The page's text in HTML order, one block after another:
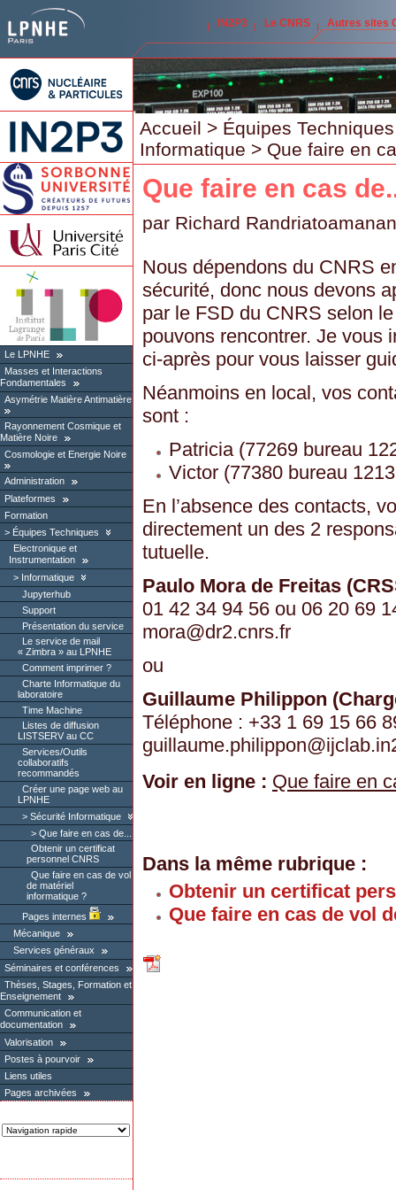
IN2P3 Le CNRS Autres sites
Le LPNHE
Masses et Interactions
Fondamentales
Asymétrie Matière Antimatière
Rayonnement Cosmique et
Matière Noire
Cosmologie et Energie Noire
Administration
Plateformes
Formation
Équipes Techniques
Electronique et
Instrumentation
Informatique
Jupyterhub
Support
Présentation du service
Le service de mail
« Zimbra » au LPNHE
Comment imprimer ?
Charte Informatique du
laboratoire
Time Machine
Listes de diffusion
LISTSERV au CC
Services/Outils
collaboratifs
recommandés
Créer une page web au
LPNHE
Sécurité Informatique
Que faire en cas de...
Obtenir un certificat
personnel CNRS
Que faire en cas de vol
de matériel
informatique ?
Pages internes
Mécanique
Services généraux
Séminaires et conférences
Thèses, Stages, Formation et
Enseignement
Communication et
documentation
Valorisation
Postes à pourvoir
Liens utiles
Pages archivées
Accueil > Équipes Techniques
Informatique > Que faire en
Que faire en cas
par Richard
Nous dépendons du CNRS
sécurité, donc nous devons
par le FSD du CNRS selon
pouvons rencontrer. Je vous
ci-après pour vous laisser
Néanmoins en local, vos
sont :
Patricia (77269 bureau
Victor (77380 bureau
En l’absence des contacts,
directement un des 2
tutuelle.
Paulo Mora de Freitas
01 42 34 94 56 ou 06 20 69
mora@dr2.cnrs.fr
ou
Guillaume Philippon
Téléphone : +33 1 69 15 66
guillaume.philippon@
Voir en ligne : Que faire en
Dans la même rubrique :
Obtenir un certificat
Que faire en cas de vol